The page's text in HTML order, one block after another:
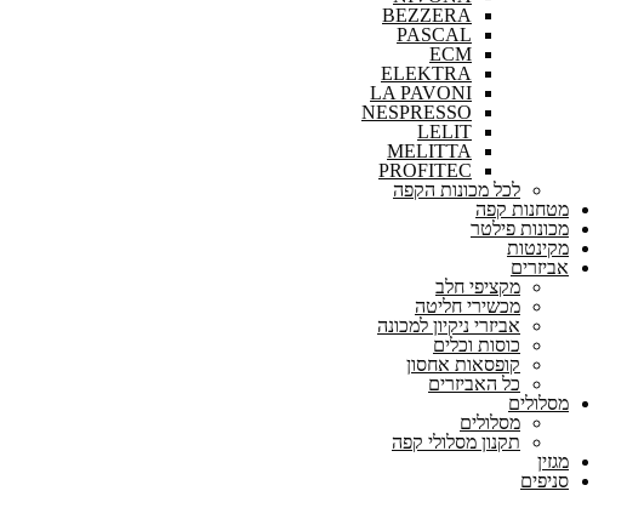
BEZZERA
PASCAL
ECM
ELEKTRA
LA PAVONI
NESPRESSO
LELIT
MELITTA
PROFITEC
לכל מכונות הקפה
מטחנות קפה
מכונות פילטר
מקינטות
אביזרים
מקציפי חלב
מכשירי חליטה
אביזרי ניקיון למכונה
כוסות וכלים
קופסאות אחסון
כל האביזרים
מסלולים
מסלולים
תקנון מסלולי קפה
מגזין
סניפים